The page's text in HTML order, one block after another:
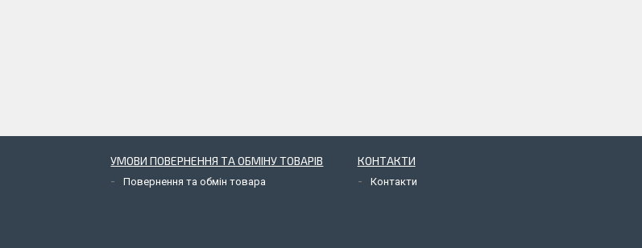
УМОВИ ПОВЕРНЕННЯ ТА ОБМІНУ ТОВАРІВ
Повернення та обмін товара
КОНТАКТИ
Контакти